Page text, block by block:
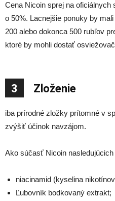
Cena Nicoin sprej na
o 50%. Lacnejšie ponuky by
200 alebo dokonca 500 rubľov
ktoré by mohli dostať
3 Zloženie
iba prírodné zložky prítomné v
zvýšiť účinok navzájom.
Ako súčasť Nicoin nasledujúcich
niacinamid (kyselina
Ľubovník bodkovaný extrakt;